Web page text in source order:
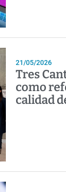
21/05/2026
Tres
como
calidad